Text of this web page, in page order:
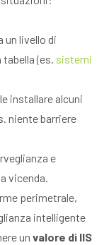
un livello di
(es. sistemi
installare alcuni
niente barriere
e
vicenda.
perimetrale,
intelligente
un valore di IIS